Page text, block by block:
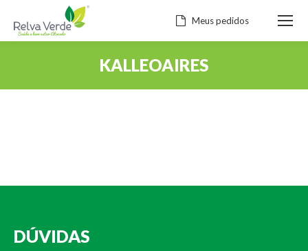
Meus pedidos
KALLEOAIRES
DÚVIDAS